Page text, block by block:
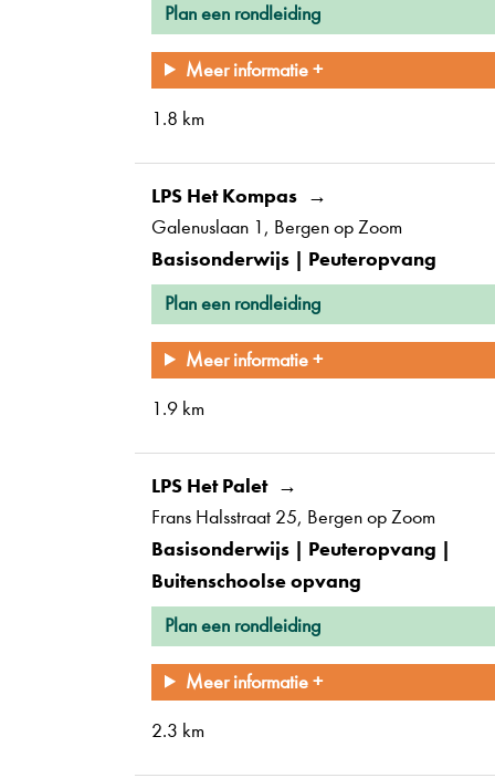
Plan een rondleiding
Meer informatie +
1.8 km
LPS Het Kompas
Galenuslaan 1 Bergen op Zoom
Basisonderwijs | Peuteropvang
Plan een rondleiding
Meer informatie +
1.9 km
LPS Het Palet
Frans Halsstraat 25 Bergen op Zoom
Basisonderwijs | Peuteropvang |
Buitenschoolse opvang
Plan een rondleiding
Meer informatie +
2.3 km